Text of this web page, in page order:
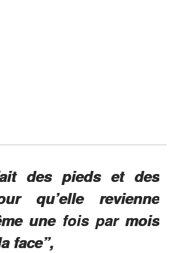
des pieds et des
qu’elle revienne
une fois par mois
face”,